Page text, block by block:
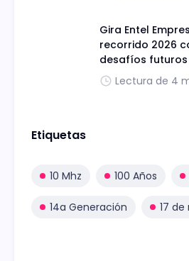
Gira Entel
recorrido 2026
desafíos
Lectura de 4
Etiquetas
10 Mhz 100 Años
14a Generación 17